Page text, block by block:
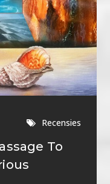
Recensies
To